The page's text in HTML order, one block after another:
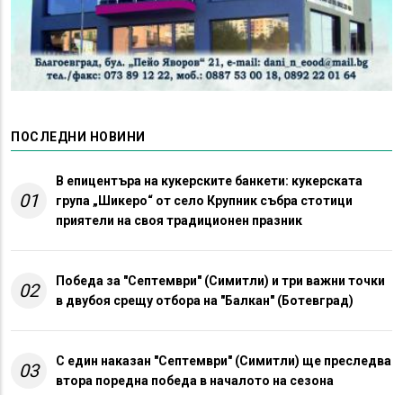
ПОСЛЕДНИ НОВИНИ
01
В епицентъра на кукерските банкети: кукерската
група „Шикеро“ от село Крупник събра стотици
приятели на своя традиционен празник
02
Победа за "Септември" (Симитли) и три важни точки
в двубоя срещу отбора на "Балкан" (Ботевград)
03
С един наказан "Септември" (Симитли) ще преследва
втора поредна победа в началото на сезона